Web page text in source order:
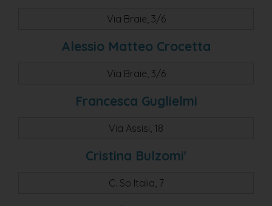
Via Braie, 3/6
Alessio Matteo Crocetta
Via Braie, 3/6
Francesca Guglielmi
Via Assisi, 18
Cristina Bulzomi'
C. So Italia, 7